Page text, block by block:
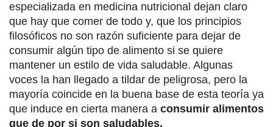
especializada en medicina nutricional dejan claro
que hay que comer de todo y, que los principios
filosóficos no son razón suficiente para dejar de
consumir algún tipo de alimento si se quiere
mantener un estilo de vida saludable. Algunas
voces la han llegado a tildar de peligrosa, pero la
mayoría coincide en la buena base de esta teoría ya
que induce en cierta manera a consumir alimentos
que de por si son saludables.